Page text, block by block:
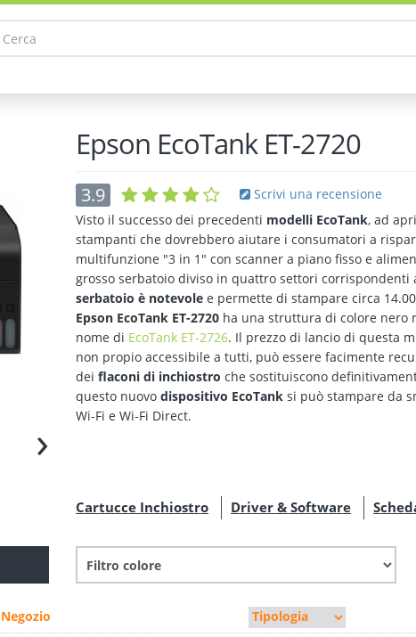
Epson EcoTank ET-2720
›
3.9
Scrivi una recensione
Visto il successo dei precedenti modelli EcoTank, ad
stampanti che dovrebbero aiutare i consumatori a
multifunzione "3 in 1" con scanner a piano fisso e
grosso serbatoio diviso in quattro settori corrispondenti
serbatoio è notevole e permette di stampare circa
Epson EcoTank ET-2720 ha una struttura di colore nero
nome di EcoTank ET-2726. Il prezzo di lancio di questa
non propio accessibile a tutti, può essere facimente
dei flaconi di inchiostro che sostituiscono
questo nuovo dispositivo EcoTank si può stampare da
Wi-Fi e Wi-Fi Direct.
Cartucce Inchiostro Driver & Software
Negozio